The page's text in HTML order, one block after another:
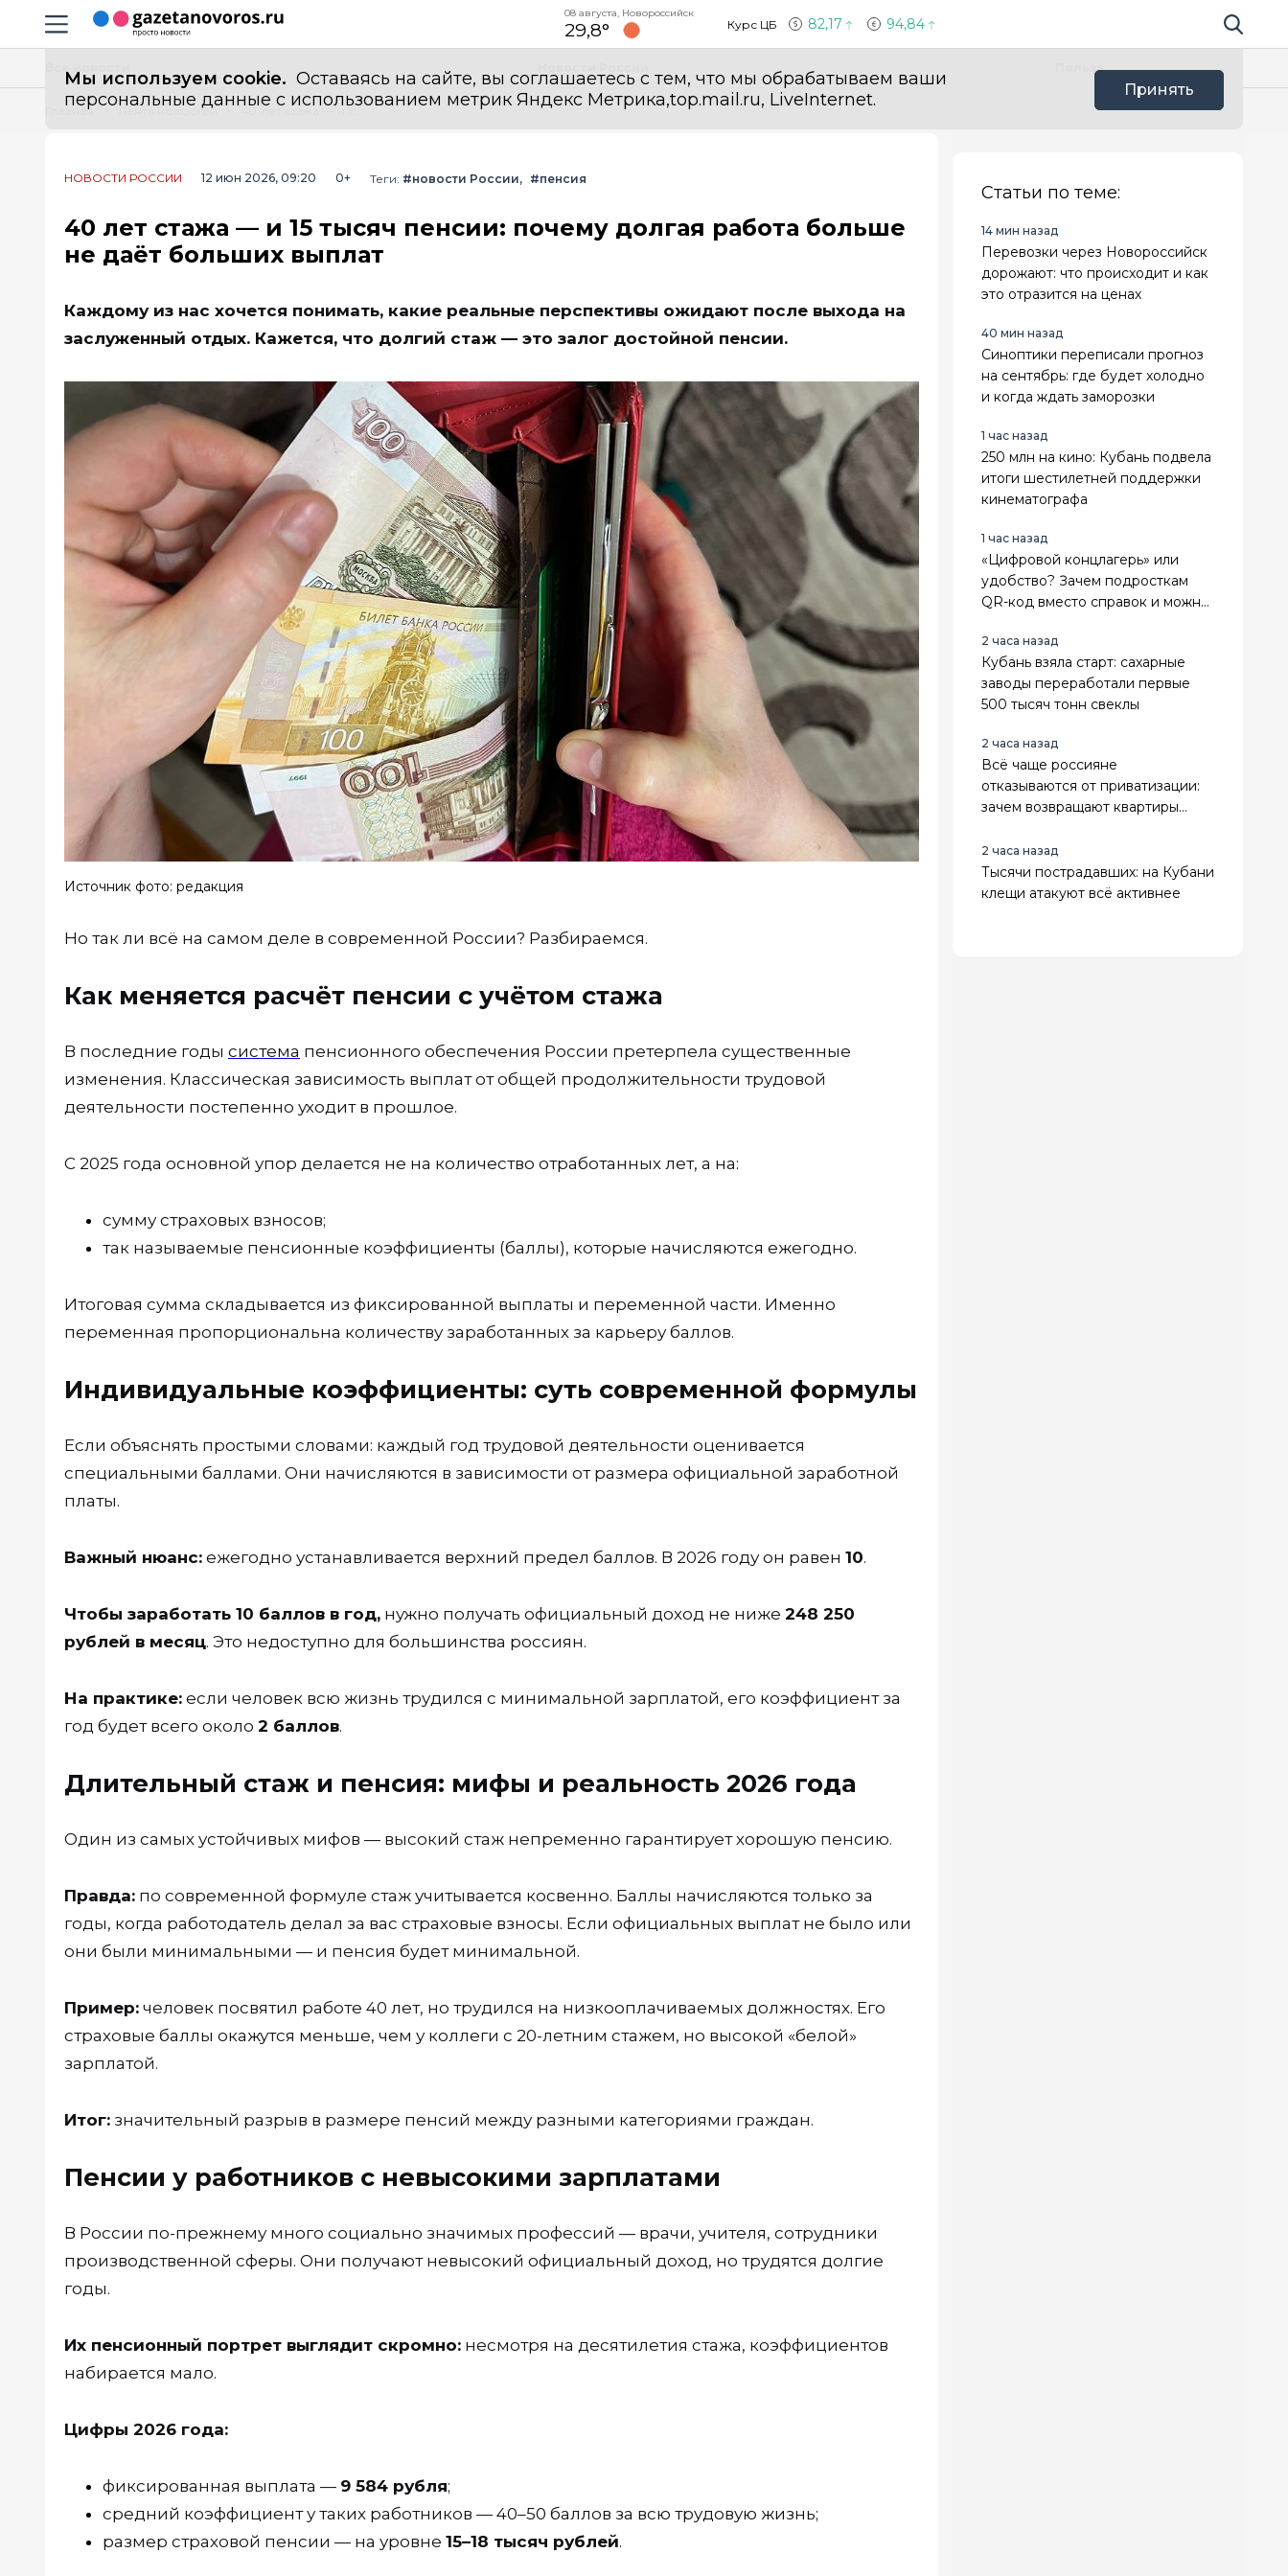
Навигация сайта
08 августа, Новороссийск
29,8° Курс ЦБ 82,17 94,84 Поиск по
Мы используем cookie. Оставаясь на сайте, вы соглашаетесь с тем, что мы обрабатываем ваши
персональные данные с использованием метрик Яндекс Метрика,top.mail.ru, LiveInternet.
Принять
Польза
Главная Лента новостей 40 лет стажа — и 15 тысяч пенсии: почему долгая работа больше не даёт больших выплат
НОВОСТИ РОССИИ 12 июн 2026, 09:20 0+ Теги: #новости России #пенсия
40 лет стажа — и 15 тысяч пенсии: почему долгая работа больше
не даёт больших выплат
Каждому из нас хочется понимать, какие реальные перспективы ожидают после выхода на
заслуженный отдых. Кажется, что долгий стаж — это залог достойной пенсии.
Источник фото: редакция
Но так ли всё на самом деле в современной России? Разбираемся.
Как меняется расчёт пенсии с учётом стажа
В последние годы система пенсионного обеспечения России претерпела существенные
изменения. Классическая зависимость выплат от общей продолжительности трудовой
деятельности постепенно уходит в прошлое.
С 2025 года основной упор делается не на количество отработанных лет, а на:
сумму страховых взносов;
так называемые пенсионные коэффициенты (баллы), которые начисляются ежегодно.
Итоговая сумма складывается из фиксированной выплаты и переменной части. Именно
переменная пропорциональна количеству заработанных за карьеру баллов.
Индивидуальные коэффициенты: суть современной формулы
Если объяснять простыми словами: каждый год трудовой деятельности оценивается
специальными баллами. Они начисляются в зависимости от размера официальной заработной
платы.
Важный нюанс: ежегодно устанавливается верхний предел баллов. В 2026 году он равен 10.
Чтобы заработать 10 баллов в год, нужно получать официальный доход не ниже 248 250
рублей в месяц. Это недоступно для большинства россиян.
На практике: если человек всю жизнь трудился с минимальной зарплатой, его коэффициент за
год будет всего около 2 баллов.
Длительный стаж и пенсия: мифы и реальность 2026 года
Один из самых устойчивых мифов — высокий стаж непременно гарантирует хорошую пенсию.
Правда: по современной формуле стаж учитывается косвенно. Баллы начисляются только за
годы, когда работодатель делал за вас страховые взносы. Если официальных выплат не было или
они были минимальными — и пенсия будет минимальной.
Пример: человек посвятил работе 40 лет, но трудился на низкооплачиваемых должностях. Его
страховые баллы окажутся меньше, чем у коллеги с 20-летним стажем, но высокой «белой»
зарплатой.
Итог: значительный разрыв в размере пенсий между разными категориями граждан.
Пенсии у работников с невысокими зарплатами
В России по-прежнему много социально значимых профессий — врачи, учителя, сотрудники
производственной сферы. Они получают невысокий официальный доход, но трудятся долгие
годы.
Их пенсионный портрет выглядит скромно: несмотря на десятилетия стажа, коэффициентов
набирается мало.
Цифры 2026 года:
фиксированная выплата — 9 584 рубля;
средний коэффициент у таких работников — 40–50 баллов за всю трудовую жизнь;
размер страховой пенсии — на уровне 15–18 тысяч рублей.
Статьи по теме:
14 мин назад
Перевозки через Новороссийск
дорожают: что происходит и как
это отразится на ценах
40 мин назад
Синоптики переписали прогноз
на сентябрь: где будет холодно
и когда ждать заморозки
1 час назад
250 млн на кино: Кубань подвела
итоги шестилетней поддержки
кинематографа
1 час назад
«Цифровой концлагерь» или
удобство? Зачем подросткам
QR-код вместо справок и можно
2 часа назад
Кубань взяла старт: сахарные
заводы переработали первые
500 тысяч тонн свеклы
2 часа назад
Всё чаще россияне
отказываются от приватизации:
зачем возвращают квартиры
2 часа назад
Тысячи пострадавших: на Кубани
клещи атакуют всё активнее